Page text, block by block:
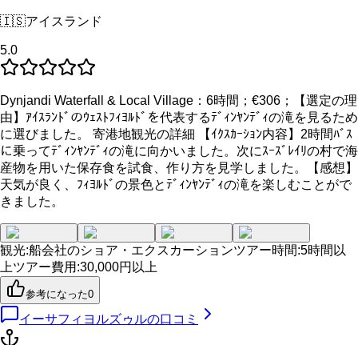
🇮🇸アイスランド
5.0
Dynjandi Waterfall & Local Village：6時間；€306；【選定の理
由】ｱｲｽﾗﾝﾄﾞのｳｪｽﾄﾌｨﾖﾙﾄﾞを代表するﾃﾞｨﾝﾔﾝﾃﾞｨの滝を見るため
に選びました。 寄港地観光の詳細 【ｲｸｽｶｰｼｮﾝ内容】2時間ﾊﾞｽ
に乗ってﾃﾞｨﾝﾔﾝﾃﾞｨの滝に向かいました。次にｽｰｽﾞﾚｲﾘの村で海
産物を用いた保存食を試食、作り方を見学しました。【感想】
天気が良く、ﾌｨﾖﾙﾄﾞの景色とﾃﾞｨﾝﾔﾝﾃﾞｨの滝を楽しむことがで
きました。
観光:船会社のショア・エクスカーションツアー時間:5時間以
上ツアー費用 :30,000円以上
参考になった0
イーサフィヨルズゥルの口コミ